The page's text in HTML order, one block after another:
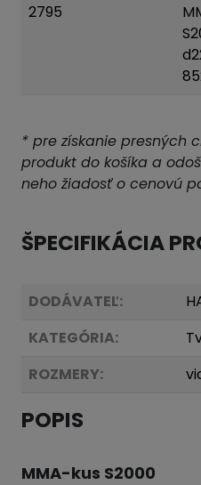
2795
* pre získanie presných
produkt do košíka a
neho žiadosť o cenovú
ŠPECIFIKÁCIA
DODÁVATEĽ:
KATEGÓRIA:
ROZMERY:
POPIS
MMA-kus S2000